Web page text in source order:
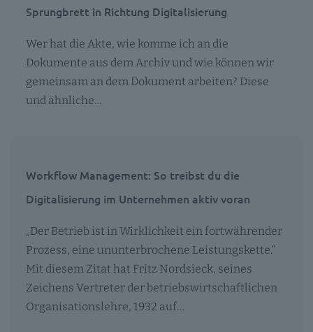
Sprungbrett in Richtung Digitalisierung
Wer hat die Akte, wie komme ich an die
Dokumente aus dem Archiv und wie können wir
gemeinsam an dem Dokument arbeiten? Diese
und ähnliche…
Workflow Management: So treibst du die
Digitalisierung im Unternehmen aktiv voran
„Der Betrieb ist in Wirklichkeit ein fortwährender
Prozess, eine ununterbrochene Leistungskette.“
Mit diesem Zitat hat Fritz Nordsieck, seines
Zeichens Vertreter der betriebswirtschaftlichen
Organisationslehre, 1932 auf…